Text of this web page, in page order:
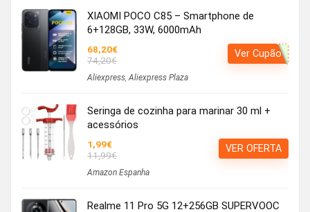
XIAOMI POCO C85 – Smartphone de
6+128GB, 33W, 6000mAh
68,20€
74,20€
Aliexpress,Aliexpress Plaza
Ver Cupão
Seringa de cozinha para marinar 30 ml +
acessórios
1,99€
11,99€
Amazon Espanha
VER OFERTA
Realme 11 Pro 5G 12+256GB SUPERVOOC